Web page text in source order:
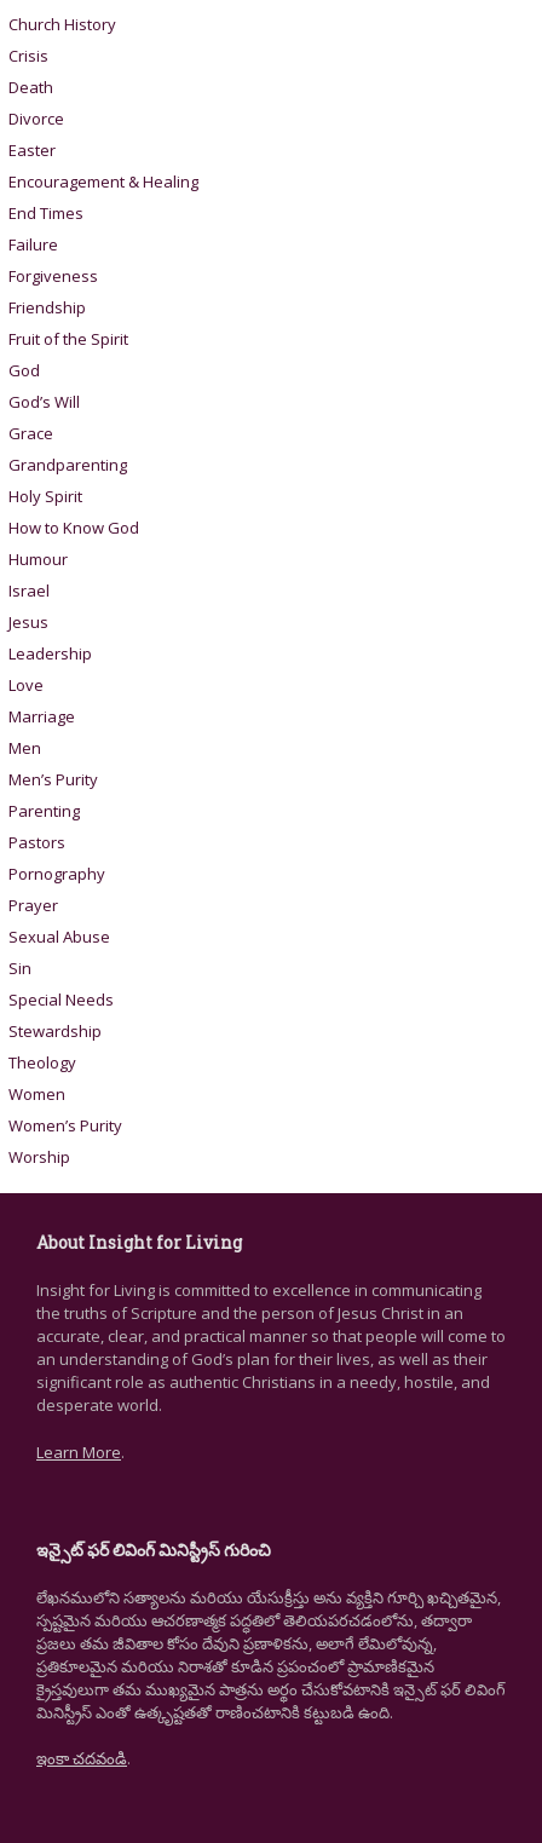
Church History
Crisis
Death
Divorce
Easter
Encouragement & Healing
End Times
Failure
Forgiveness
Friendship
Fruit of the Spirit
God
God’s Will
Grace
Grandparenting
Holy Spirit
How to Know God
Humour
Israel
Jesus
Leadership
Love
Marriage
Men
Men’s Purity
Parenting
Pastors
Pornography
Prayer
Sexual Abuse
Sin
Special Needs
Stewardship
Theology
Women
Women’s Purity
Worship
About Insight for Living
Insight for Living is committed to excellence in communicating
the truths of Scripture and the person of Jesus Christ in an
accurate, clear, and practical manner so that people will come to
an understanding of God’s plan for their lives, as well as their
significant role as authentic Christians in a needy, hostile, and
desperate world.
Learn More.
ఇన్సైట్ ఫర్ లివింగ్ మినిస్ట్రీస్ గురించి
లేఖనములోని సత్యాలను మరియు యేసుక్రీస్తు అను వ్యక్తిని గూర్చి ఖచ్చితమైన,
స్పష్టమైన మరియు ఆచరణాత్మక పద్ధతిలో తెలియపరచడంలోను, తద్వారా
ప్రజలు తమ జీవితాల కోసం దేవుని ప్రణాళికను, అలాగే లేమిలోవున్న,
ప్రతికూలమైన మరియు నిరాశతో కూడిన ప్రపంచంలో ప్రామాణికమైన
క్రైస్తవులుగా తమ ముఖ్యమైన పాత్రను అర్థం చేసుకోవటానికి ఇన్సైట్ ఫర్ లివింగ్
మినిస్ట్రీస్ ఎంతో ఉత్కృష్టతతో రాణించటానికి కట్టుబడి ఉంది.
ఇంకా చదవండి.